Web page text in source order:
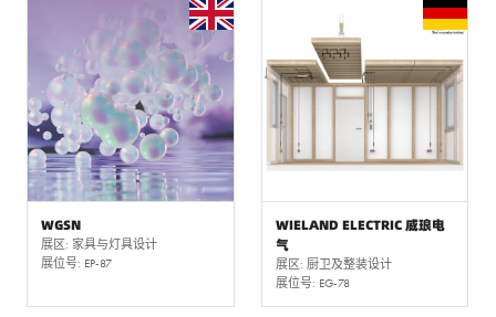
WGSN
展区: 家具与灯具设计
展位号: EP-87
WIELAND ELECTRIC 威琅电
气
展区: 厨卫及整装设计
展位号: EG-78